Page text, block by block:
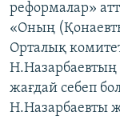
реформалар»
«Оның
Орталық
жағдай себеп
Н.Назарбаевты